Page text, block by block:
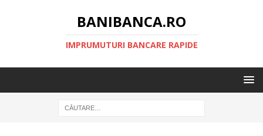
BANIBANCA.RO
IMPRUMUTURI BANCARE RAPIDE